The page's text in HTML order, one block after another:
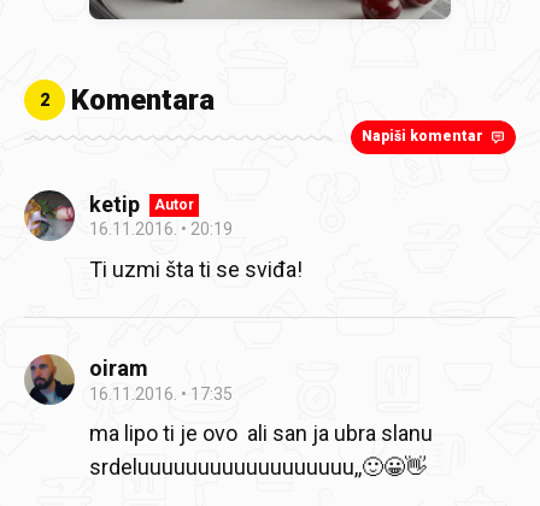
2 Komentara
Napiši komentar
ketip Autor
16.11.2016. 20:19
Ti uzmi šta ti se sviđa!
oiram
16.11.2016. 17:35
ma lipo ti je ovo ali san ja ubra slanu
srdeluuuuuuuuuuuuuuuuuu,,🙂😀👋